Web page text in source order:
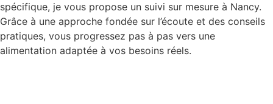
spécifique, je vous propose un suivi sur mesure à Nancy.
Grâce à une approche fondée sur l’écoute et des conseils
pratiques, vous progressez pas à pas vers une
alimentation adaptée à vos besoins réels.